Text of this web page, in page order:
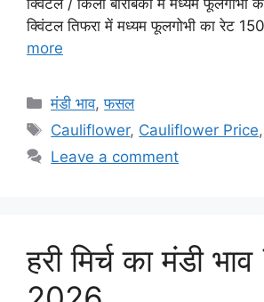
क्विंटल तिफरा में मध्यम फूलगोभी का रेट
more
Categories
मंडी भाव,फसल
Tags
Cauliflower, Cauliflower Price,
Leave a comment
हरी मिर्च का मंडी